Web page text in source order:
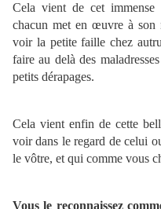
Cela vient de cet
chacun met en œuvre à son
voir la petite faille chez
faire au delà des
petits dérapages.
Cela vient enfin de cette
voir dans le regard de celui
le vôtre, et qui comme vous
Vous le reconnaissez